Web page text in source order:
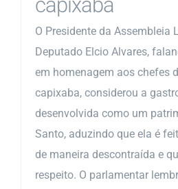
capixaba
O Presidente da Assembleia
Deputado Elcio Alvares,
em homenagem aos chefes
capixaba, considerou a
desenvolvida como um
Santo, aduzindo que ela é
de maneira descontraída e
respeito. O parlamentar